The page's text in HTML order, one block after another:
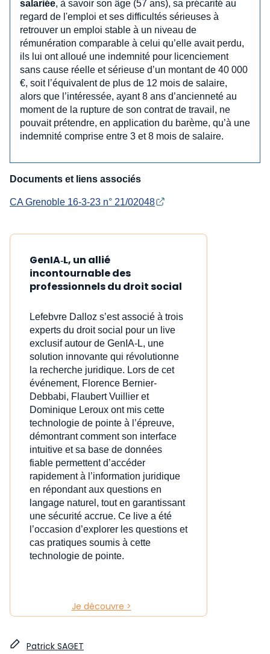
salariée, à savoir son âge (57 ans), sa précarité au
regard de l'emploi et ses difficultés sérieuses à
retrouver un emploi stable à un niveau de
rémunération comparable à celui qu’elle avait perdu,
ils lui ont alloué une indemnité pour licenciement
sans cause réelle et sérieuse d’un montant de 40 000
€, soit l’équivalent de plus de 12 mois de salaire,
alors que l’intéressée, ayant 8 ans d’ancienneté au
moment de la rupture de son contrat de travail, ne
pouvait prétendre, en application du barème, qu’à une
indemnité comprise entre 3 et 8 mois de salaire.
Documents et liens associés
CA Grenoble 16-3-23 n° 21/02048
GenIA‑L, un allié
incontournable des
professionnels du droit social
Lefebvre Dalloz s’est associé à trois
experts du droit social pour un live
exclusif autour de GenIA‑L, une
solution innovante qui révolutionne
la recherche juridique. Lors de cet
événement, Florence Bernier-
Debbabi, Flaubert Vuillier et
Dominique Leroux ont mis cette
technologie de pointe à l’épreuve,
démontrant comment son interface
intuitive et sa base de données
fiable permettent d’accéder
rapidement à l’information juridique
en répondant aux questions en
langage naturel, tout en garantissant
une sécurité accrue. Ce live a été
l’occasion d’explorer les questions et
cas pratiques soumis à cette
technologie de pointe.
Je découvre >
Patrick SAGET